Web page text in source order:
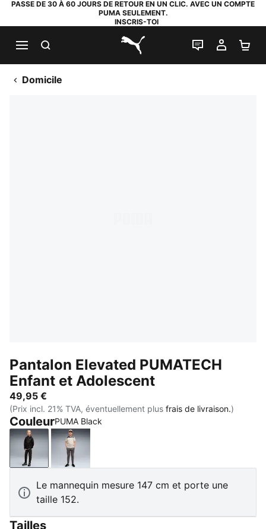
PASSE DE 30 À 60 JOURS DE RETOUR EN UN CLIC. AVEC UN COMPTE
PUMA SEULEMENT.
INSCRIS-TOI
PUMA.com
LIVE CHAT
MON
Domicile
Pantalon Elevated PUMATECH
Enfant et Adolescent
49,95 €
(Prix incl. 21% TVA, éventuellement plus frais de livraison.)
CouleurPUMA Black
PUMA BlackMoody Gray
Le mannequin mesure 147 cm et porte une
taille 152.
Tailles